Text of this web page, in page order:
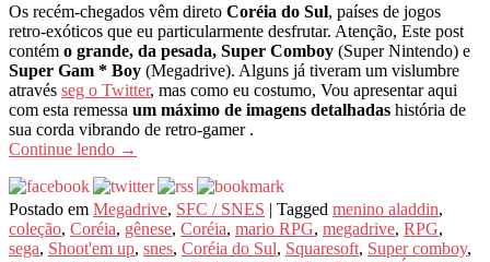
Os recém-chegados vêm direto Coréia do Sul, países de jogos
retro-exóticos que eu particularmente desfrutar. Atenção, Este post
contém o grande, da pesada, Super Comboy (Super Nintendo) e
Super Gam * Boy (Megadrive). Alguns já tiveram um vislumbre
através seg o Twitter, mas como eu costumo, Vou apresentar aqui
com esta remessa um máximo de imagens detalhadas história de
sua corda vibrando de retro-gamer .
Continue lendo →
Postado em Megadrive, SFC / SNES | Tagged menino aladdin,
coleção, Coréia, gênese, Coréia, mario RPG, megadrive, RPG,
sega, Shoot'em up, snes, Coréia do Sul, Squaresoft, Super comboy,